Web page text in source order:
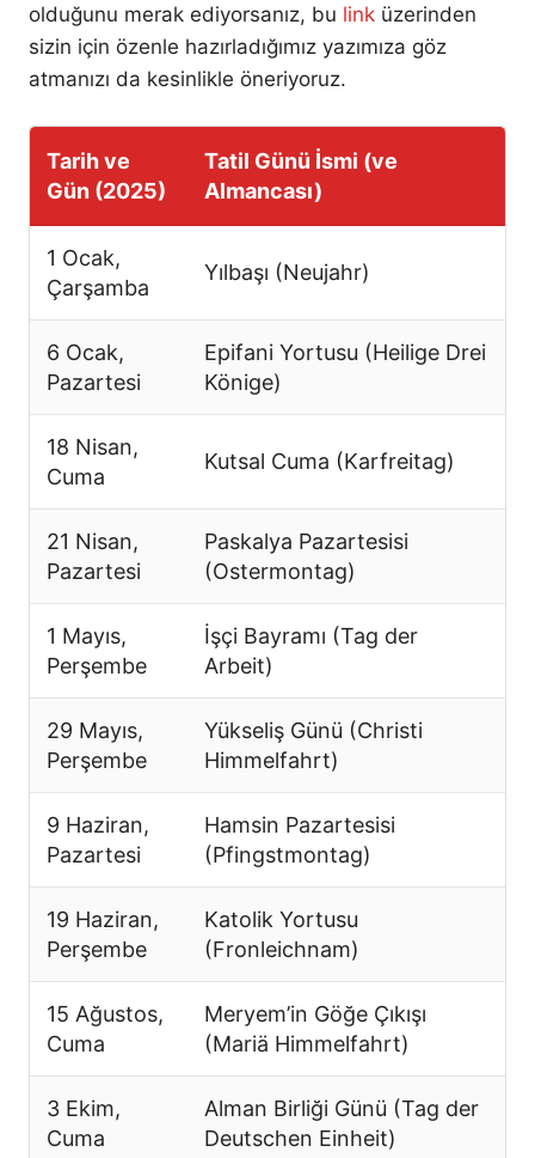
olduğunu merak ediyorsanız, bu link üzerinden
sizin için özenle hazırladığımız yazımıza göz
atmanızı da kesinlikle öneriyoruz.
Tarih ve
Gün (2025)
Tatil Günü İsmi (ve
Almancası)
1 Ocak,
Çarşamba
Yılbaşı (Neujahr)
6 Ocak,
Pazartesi
Epifani Yortusu (Heilige Drei
Könige)
18 Nisan,
Cuma
Kutsal Cuma (Karfreitag)
21 Nisan,
Pazartesi
Paskalya Pazartesisi
(Ostermontag)
1 Mayıs,
Perşembe
İşçi Bayramı (Tag der
Arbeit)
29 Mayıs,
Perşembe
Yükseliş Günü (Christi
Himmelfahrt)
9 Haziran,
Pazartesi
Hamsin Pazartesisi
(Pfingstmontag)
19 Haziran,
Perşembe
Katolik Yortusu
(Fronleichnam)
15 Ağustos,
Cuma
Meryem’in Göğe Çıkışı
(Mariä Himmelfahrt)
3 Ekim,
Cuma
Alman Birliği Günü (Tag der
Deutschen Einheit)